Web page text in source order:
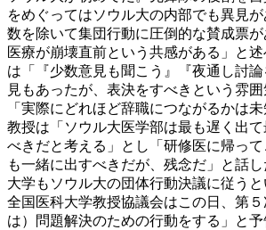
をめぐってはソウル大の内部でも異見
数を除いて集団行動に圧倒的な賛成票
医療が崩壊直前という共感がある」と
は「『少数意見も聞こう』『夜通し討
見もあったが、表決をすべきという雰
「実際にどれほど辞職につながるかは
教授は「ソウル大医学部は最も遅く出
べきだと考える」とし「研修医に帰っ
も一緒に出すべきだが、残念だ」と話
大学もソウル大の団体行動決議に従うと
全国医科大学教授協議会はこの日、第
は）問題解決のための行動をする」と予